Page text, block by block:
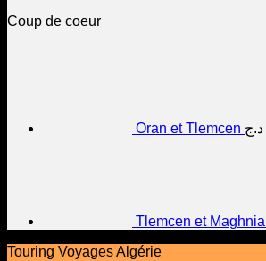
Coup de coeur
Oran et Tlemcen د.ج
Tlemcen et Maghnia
Touring Voyages Algérie